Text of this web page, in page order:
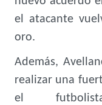
el atacante
oro.
Además,
realizar una
el